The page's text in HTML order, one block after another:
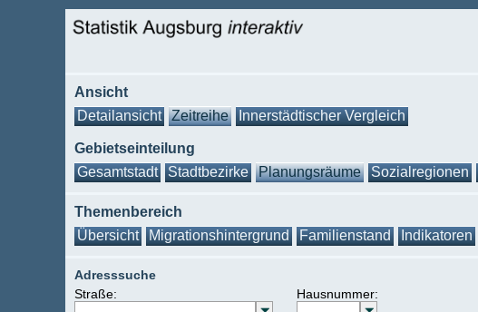
Ansicht
Detailansicht
Zeitreihe Innerstädtischer Vergleich
Gebietseinteilung
Gesamtstadt
Stadtbezirke Planungsräume Sozialregionen
Themenbereich
Übersicht
Migrationshintergrund Familienstand Indikatoren
Adresssuche
Straße:
Hausnummer: